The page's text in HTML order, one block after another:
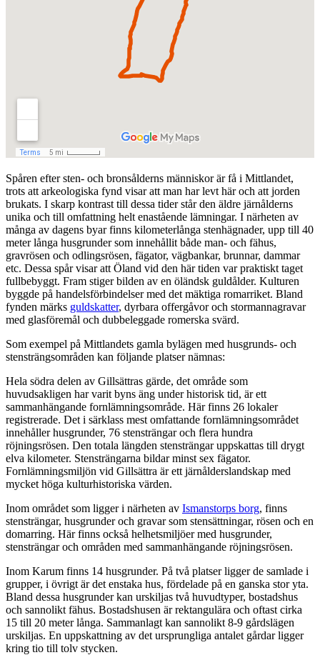
Spåren efter sten- och bronsålderns människor är få i Mittlandet,
trots att arkeologiska fynd visar att man har levt här och att jorden
brukats. I skarp kontrast till dessa tider står den äldre järnålderns
unika och till omfattning helt enastående lämningar. I närheten av
många av dagens byar finns kilometerlånga stenhägnader, upp till 40
meter långa husgrunder som innehållit både man- och fähus,
gravrösen och odlingsrösen, fägator, vägbankar, brunnar, dammar
etc. Dessa spår visar att Öland vid den här tiden var praktiskt taget
fullbebyggt. Fram stiger bilden av en öländsk guldålder. Kulturen
byggde på handelsförbindelser med det mäktiga romarriket. Bland
fynden märks guldskatter, dyrbara offergåvor och stormannagravar
med glasföremål och dubbeleggade romerska svärd.
Som exempel på Mittlandets gamla bylägen med husgrunds- och
stensträngsområden kan följande platser nämnas:
Hela södra delen av Gillsättras gärde, det område som
huvudsakligen har varit byns äng under historisk tid, är ett
sammanhängande fornlämningsområde. Här finns 26 lokaler
registrerade. Det i särklass mest omfattande fornlämningsområdet
innehåller husgrunder, 76 stensträngar och flera hundra
röjningsrösen. Den totala längden stensträngar uppskattas till drygt
elva kilometer. Stensträngarna bildar minst sex fägator.
Fornlämningsmiljön vid Gillsättra är ett järnålderslandskap med
mycket höga kulturhistoriska värden.
Inom området som ligger i närheten av Ismanstorps borg, finns
stensträngar, husgrunder och gravar som stensättningar, rösen och en
domarring. Här finns också helhetsmiljöer med husgrunder,
stensträngar och områden med sammanhängande röjningsrösen.
Inom Karum finns 14 husgrunder. På två platser ligger de samlade i
grupper, i övrigt är det enstaka hus, fördelade på en ganska stor yta.
Bland dessa husgrunder kan urskiljas två huvudtyper, bostadshus
och sannolikt fähus. Bostadshusen är rektangulära och oftast cirka
15 till 20 meter långa. Sammanlagt kan sannolikt 8-9 gårdslägen
urskiljas. En uppskattning av det ursprungliga antalet gårdar ligger
kring tio till tolv stycken.